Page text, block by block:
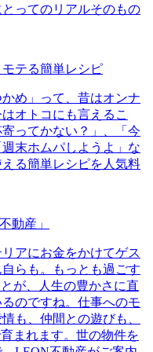
ってのリアルそのもの
テる簡単レシピ
め」って、昔はオンナ
オトコにも言えるこ
ってかない？」、「今
末ホムパしようよ」な
る簡単レシピを人気料
動産」
アにお金をかけてゲス
らも。もっとも過ごす
が、人生の豊かさに直
のですね。仕事へのモ
も、仲間との遊びも、
まれます。世の物件を